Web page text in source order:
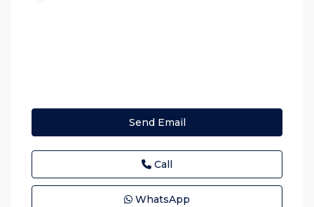
Send Email
Call
WhatsApp